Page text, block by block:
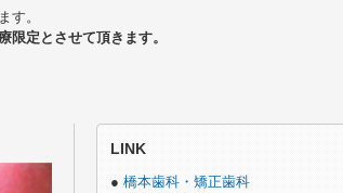
す。
限定とさせて頂きます。
LINK
● 橋本歯科・矯正歯科